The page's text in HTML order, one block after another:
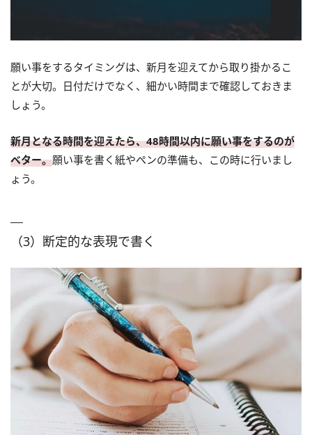
願い事をするタイミングは、新月を迎えてから取り掛かるこ
とが大切。日付だけでなく、細かい時間まで確認しておきま
しょう。
新月となる時間を迎えたら、48時間以内に願い事をするのが
ベター。願い事を書く紙やペンの準備も、この時に行いまし
ょう。
（3）断定的な表現で書く